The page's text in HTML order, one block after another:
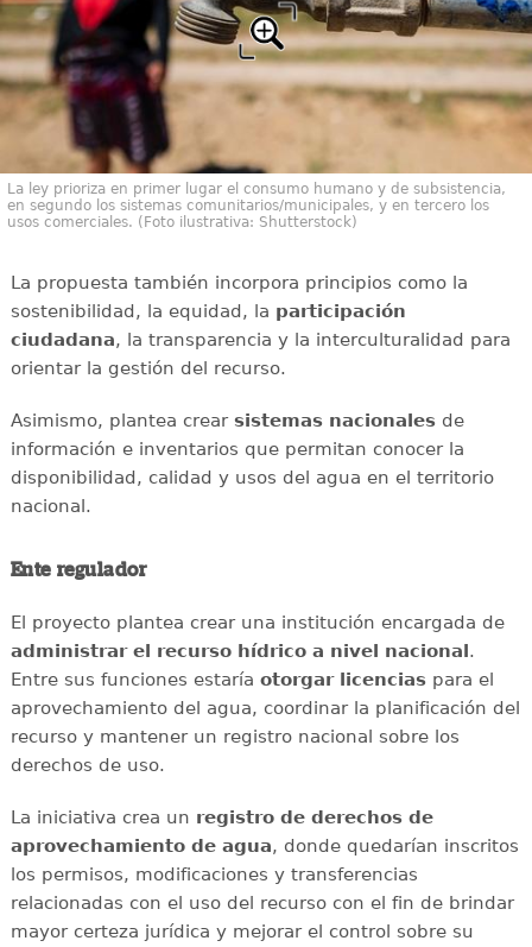
La ley prioriza en primer lugar el consumo humano y de subsistencia,
en segundo los sistemas comunitarios/municipales, y en tercero los
usos comerciales. (Foto ilustrativa: Shutterstock)
La propuesta también incorpora principios como la
sostenibilidad, la equidad, la participación
ciudadana, la transparencia y la interculturalidad para
orientar la gestión del recurso.
Asimismo, plantea crear sistemas nacionalesde
información e inventarios que permitan conocer la
disponibilidad, calidad y usos del agua en el territorio
nacional.
Ente regulador
El proyecto plantea crear una institución encargada de
administrar el recurso hídrico a nivel nacional.
Entre sus funciones estaría otorgar licenciaspara el
aprovechamiento del agua, coordinar la planificación del
recurso y mantener un registro nacional sobre los
derechos de uso.
La iniciativa crea un registro de derechos de
aprovechamiento de agua, donde quedarían inscritos
los permisos, modificaciones y transferencias
relacionadas con el uso del recurso con el fin de brindar
mayor certeza jurídica y mejorar el control sobre su